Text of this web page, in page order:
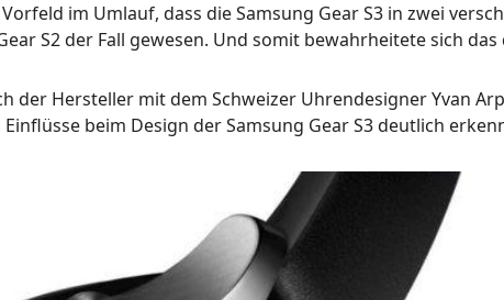
im Umlauf, dass die Samsung Gear S3 in zwei
S2 der Fall gewesen. Und somit bewahrheitete sich
der Hersteller mit dem Schweizer Uhrendesigner Yvan
beim Design der Samsung Gear S3 deutlich